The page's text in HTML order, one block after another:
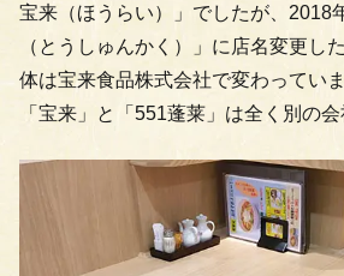
宝来（ほうらい）」でしたが、2018
（とうしゅんかく）」に店名変更し
体は宝来食品株式会社で変わってい
「宝来」と「551蓬莱」は全く別の会